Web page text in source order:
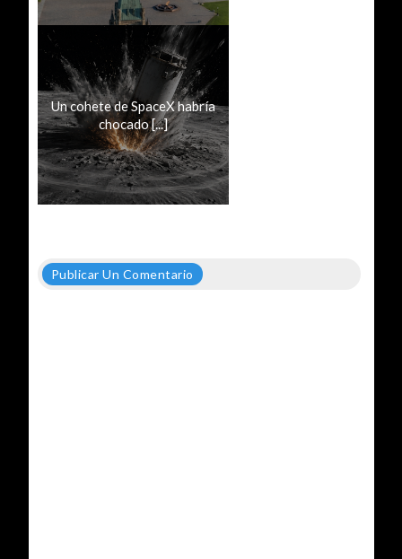
Un cohete de SpaceX habría
chocado [...]
Publicar Un Comentario